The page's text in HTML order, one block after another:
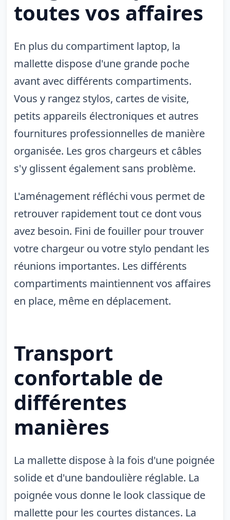
toutes vos affaires
En plus du compartiment laptop, la
mallette dispose d'une grande poche
avant avec différents compartiments.
Vous y rangez stylos, cartes de visite,
petits appareils électroniques et autres
fournitures professionnelles de manière
organisée. Les gros chargeurs et câbles
s'y glissent également sans problème.
L'aménagement réfléchi vous permet de
retrouver rapidement tout ce dont vous
avez besoin. Fini de fouiller pour trouver
votre chargeur ou votre stylo pendant les
réunions importantes. Les différents
compartiments maintiennent vos affaires
en place, même en déplacement.
Transport
confortable de
différentes
manières
La mallette dispose à la fois d'une poignée
solide et d'une bandoulière réglable. La
poignée vous donne le look classique de
mallette pour les courtes distances. La